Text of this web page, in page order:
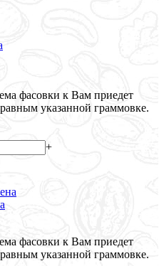
фасовки к Вам приедет
указанной граммовке.
+
фасовки к Вам приедет
указанной граммовке.